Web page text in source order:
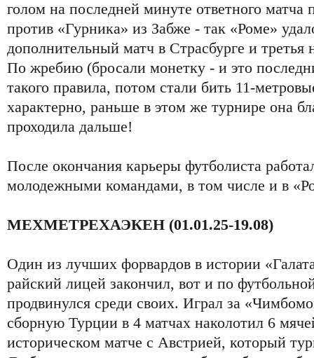
голом на последней минуте ответного
против «Гурника» из Забже - так «Роме»
дополнительный матч в Страсбурге и третья
По жребию (бросали монетку - и это
такого правила, потом стали бить 11-
характерно, раньше в этом же турнире она
проходила дальше!
После окончания карьеры футболиста
молодежными командами, в том числе и в
МЕХМЕТРЕХАЭКЕН (01.01.25-19.08)
Один из лучших форвардов в истории
райский лицей закончил, вот и по
продвинулся среди своих. Играл за
сборную Турции в 4 матчах наколотил 6
историческом матче с Австрией, который